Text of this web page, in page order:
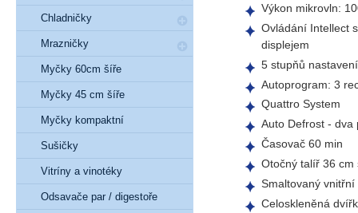
Výkon mikrovln:
Ovládání Intellect
displejem
5 stupňů
Autoprogram: 3
Quattro System
Auto Defrost - dva
Časovač 60 min
Otočný talíř 36
Smaltovaný vnitřní
Celoskleněná
Chladničky
Mrazničky
Myčky 60cm šíře
Myčky 45 cm šíře
Myčky kompaktní
Sušičky
Vitríny a vinotéky
Odsavače par / digestoře